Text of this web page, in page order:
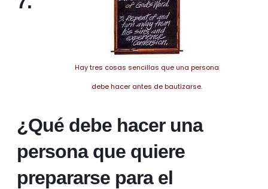
Hay tres cosas sencillas que una persona
debe hacer antes de bautizarse.
¿Qué debe hacer una
persona que quiere
prepararse para el